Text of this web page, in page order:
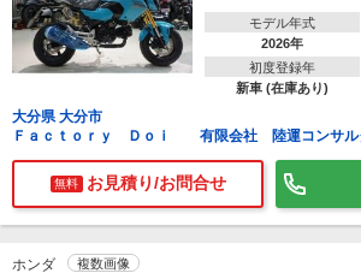
モデル年式
2026年
初度登録年
新車 (在庫あり)
大分県 大分市
Ｆａｃｔｏｒｙ Ｄｏｉ 有限会社 陸運コンサル
無料 お見積り/お問合せ
ホンダ 複数画像